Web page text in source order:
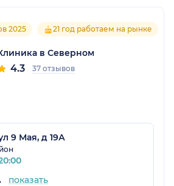
2025 21 год работаем на рынке
в Северном
4.3 37 отзывов
9 Мая, д 19А
показать